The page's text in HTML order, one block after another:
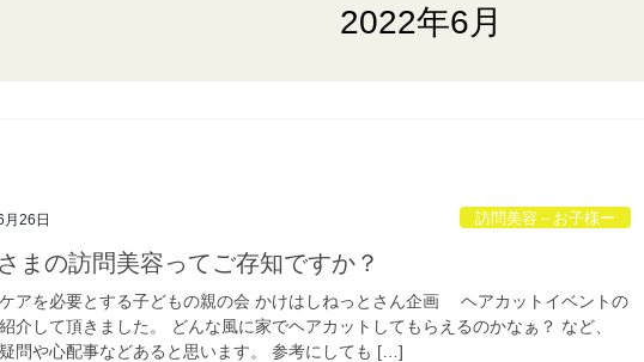
2022年6月
26日 訪問美容－お子様ー
まの訪問美容ってご存知ですか？
アを必要とする子どもの親の会 かけはしねっとさん企画 ヘアカットイベントの
介して頂きました。 どんな風に家でヘアカットしてもらえるのかなぁ？ など、
問や心配事などあると思います。 参考にしても […]